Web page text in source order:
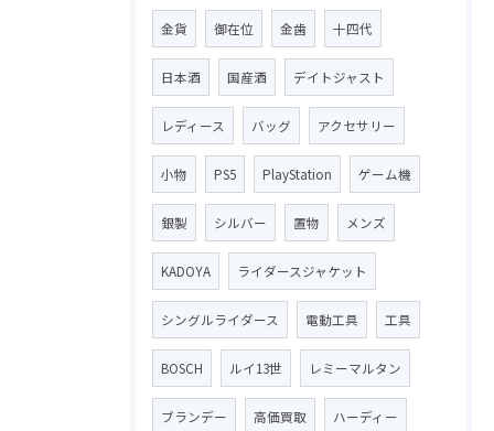
金貨 御在位 金歯 十四代
日本酒 国産酒 デイトジャスト
レディース バッグ アクセサリー
小物 PS5 PlayStation ゲーム機
銀製 シルバー 置物 メンズ
KADOYA ライダースジャケット
シングルライダース 電動工具 工具
BOSCH ルイ13世 レミーマルタン
ブランデー 高価買取 ハーディー